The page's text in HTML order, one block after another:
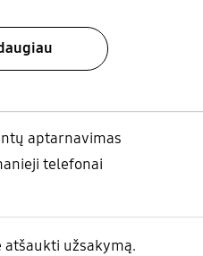
aptarnavimas
telefonai
atšaukti užsakymą.